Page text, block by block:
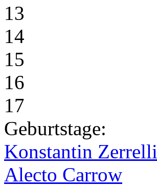
13
14
15
16
17
Geburtstage:
Konstantin Zerrelli
Alecto Carrow